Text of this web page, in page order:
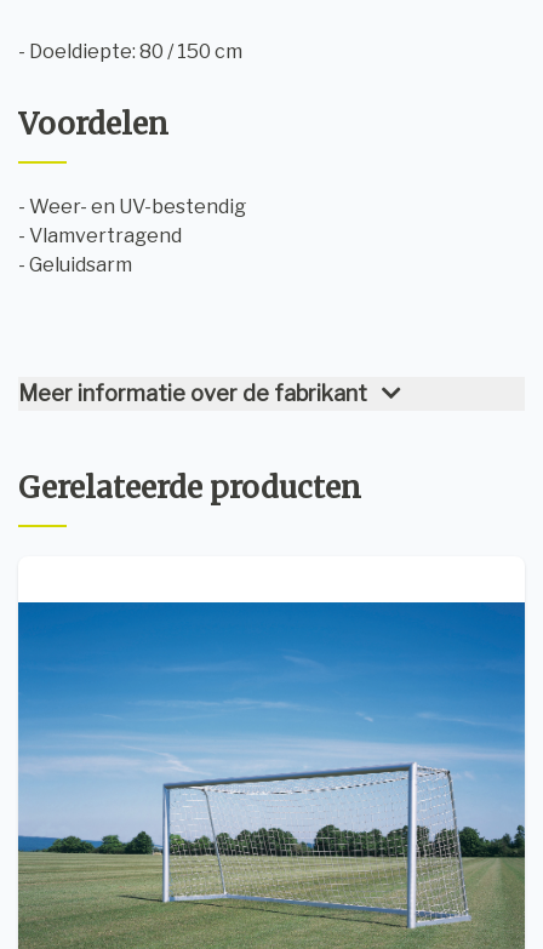
- Doeldiepte: 80 / 150 cm
Voordelen
- Weer- en UV-bestendig
- Vlamvertragend
- Geluidsarm
Meer informatie over de fabrikant
Gerelateerde producten